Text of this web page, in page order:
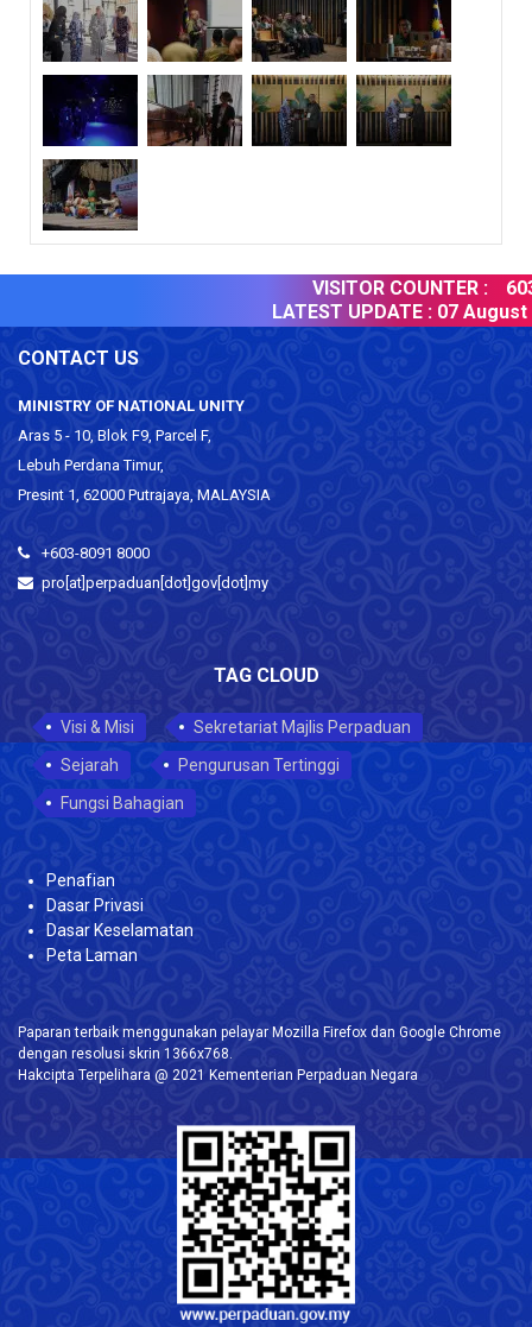
VISITOR COUNTER :
LATEST UPDATE : 07 August
CONTACT US
MINISTRY OF NATIONAL UNITY
Aras 5 - 10, Blok F9, Parcel F,
Lebuh Perdana Timur,
Presint 1, 62000 Putrajaya, MALAYSIA
+603-8091 8000
pro[at]perpaduan[dot]gov[dot]my
TAG CLOUD
Visi & Misi
Sekretariat Majlis Perpaduan
Sejarah
Pengurusan Tertinggi
Fungsi Bahagian
Penafian
Dasar Privasi
Dasar Keselamatan
Peta Laman
Paparan terbaik menggunakan pelayar Mozilla Firefox dan Google Chrome
dengan resolusi skrin 1366x768.
Hakcipta Terpelihara @ 2021 Kementerian Perpaduan Negara